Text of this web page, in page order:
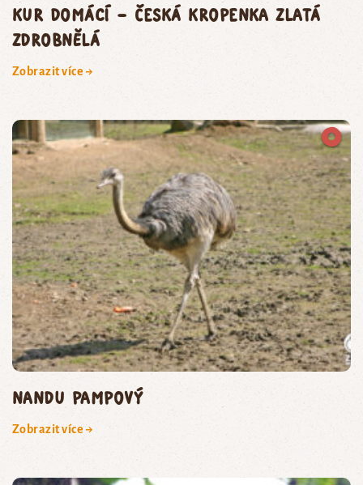
kur domácí – česká kropenka zlatá
zdrobnělá
Zobrazit více →
nandu pampový
Zobrazit více →